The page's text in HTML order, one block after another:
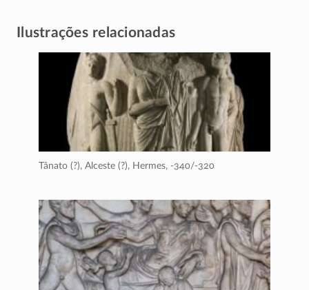
Ilustrações relacionadas
Tânato (?), Alceste (?), Hermes, -340/-320